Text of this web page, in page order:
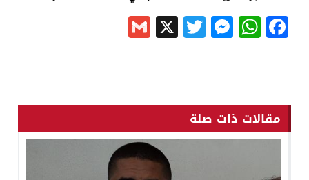
Facebook
WhatsApp
Messenger
Twitter
X
مقالات ذات صلة